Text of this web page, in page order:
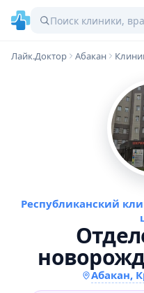
Лайк.Доктор Абакан
Республиканский
Абакан,